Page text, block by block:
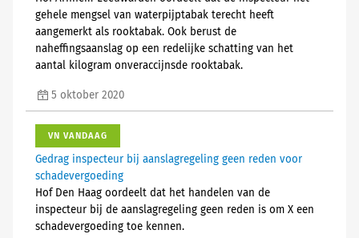
gehele mengsel van waterpijptabak terecht heeft
aangemerkt als rooktabak. Ook berust de
naheffingsaanslag op een redelijke schatting van het
aantal kilogram onveraccijnsde rooktabak.
5 oktober 2020
VN VANDAAG
Gedrag inspecteur bij aanslagregeling geen reden voor
schadevergoeding
Hof Den Haag oordeelt dat het handelen van de
inspecteur bij de aanslagregeling geen reden is om X een
schadevergoeding toe kennen.